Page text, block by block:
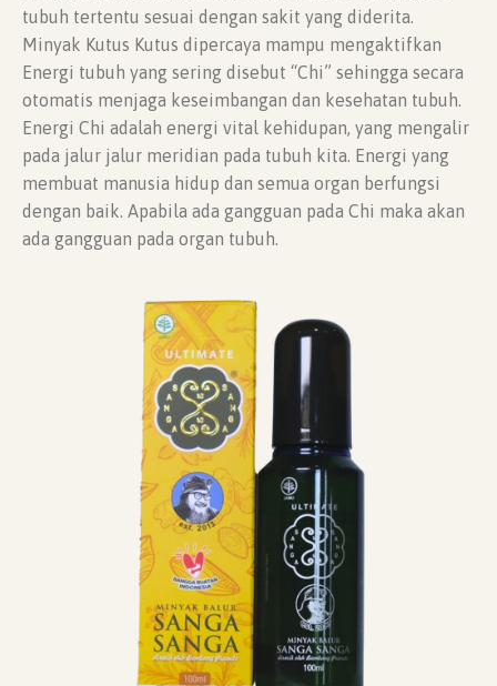
tubuh tertentu sesuai dengan sakit yang diderita.
Minyak Kutus Kutus dipercaya mampu mengaktifkan
Energi tubuh yang sering disebut “Chi” sehingga secara
otomatis menjaga keseimbangan dan kesehatan tubuh.
Energi Chi adalah energi vital kehidupan, yang mengalir
pada jalur jalur meridian pada tubuh kita. Energi yang
membuat manusia hidup dan semua organ berfungsi
dengan baik. Apabila ada gangguan pada Chi maka akan
ada gangguan pada organ tubuh.